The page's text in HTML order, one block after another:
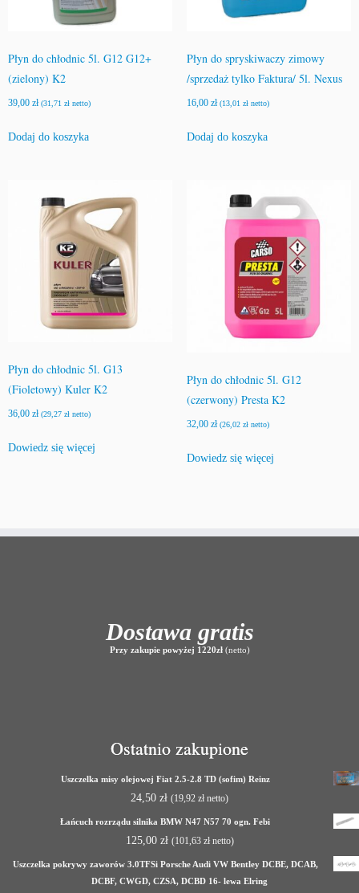
Płyn do chłodnic 5l. G12 G12+
(zielony) K2
39,00 zł (31,71 zł netto)
Dodaj do koszyka
Płyn do spryskiwaczy zimowy
/sprzedaż tylko Faktura/ 5l. Nexus
16,00 zł (13,01 złnetto)
Dodaj do koszyka
Płyn do chłodnic 5l. G13
(Fioletowy) Kuler K2
36,00 zł (29,27 zł netto)
Dowiedz się więcej
Płyn do chłodnic 5l. G12
(czerwony) Presta K2
32,00 zł (26,02 złnetto)
Dowiedz się więcej
Dostawa gratis
Przy zakupie powyżej 1220zł(netto)
Ostatnio zakupione
Uszczelka misy olejowej Fiat 2.5-2.8 TD (sofim) Reinz
24,50 zł (19,92 zł netto)
Łańcuch rozrządu silnika BMW N47 N57 70 ogn. Febi
125,00 zł (101,63 złnetto)
Uszczelka pokrywy zaworów 3.0TFSi Porsche Audi VW Bentley DCBE, DCAB,
DCBF, CWGD, CZSA, DCBD 16- lewa Elring